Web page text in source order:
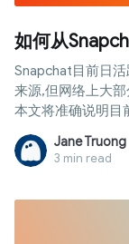
如何从
Snapchat目前日
来源,但网络上大
本文将准确说明目
种无需等待粉丝
Jane Truong
3 min read